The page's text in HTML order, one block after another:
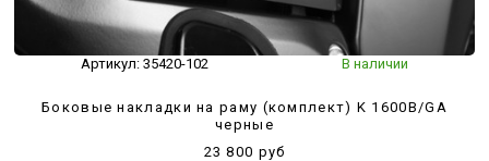
Артикул: 35420-102 В наличии
Боковые накладки на раму (комплект) K 1600B/GA
черные
23 800 руб